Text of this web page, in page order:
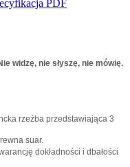
PDF
widzę, nie słyszę, nie mówię.
rzeźba przedstawiająca 3
suar.
dokładności i dbałości